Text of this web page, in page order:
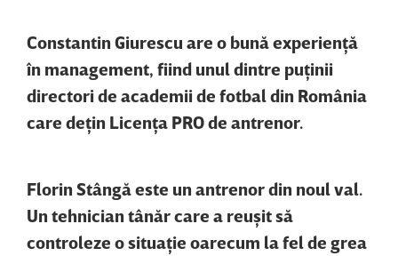
Constantin Giurescu are o bunăexperienţă
în management, fiind unul dintre puţinii
directori de academii de fotbal din România
care deţin Licenţa PRO de antrenor.
Florin Stângă este un antrenor din noul val.
Un tehnician tânăr care a reuşit să
controleze o situaţie oarecum la fel de grea